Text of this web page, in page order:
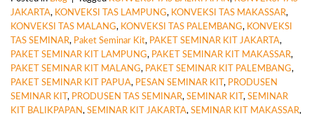
JAKARTA, KONVEKSI TAS LAMPUNG, KONVEKSI TAS MAKASSAR,
KONVEKSI TAS MALANG, KONVEKSI TAS PALEMBANG, KONVEKSI
TAS SEMINAR, Paket Seminar Kit, PAKET SEMINAR KIT JAKARTA,
PAKET SEMINAR KIT LAMPUNG, PAKET SEMINAR KIT MAKASSAR,
PAKET SEMINAR KIT MALANG, PAKET SEMINAR KIT PALEMBANG,
PAKET SEMINAR KIT PAPUA, PESAN SEMINAR KIT , PRODUSEN
SEMINAR KIT , PRODUSEN TAS SEMINAR, SEMINAR KIT , SEMINAR
KIT BALIKPAPAN, SEMINAR KIT JAKARTA, SEMINAR KIT MAKASSAR,